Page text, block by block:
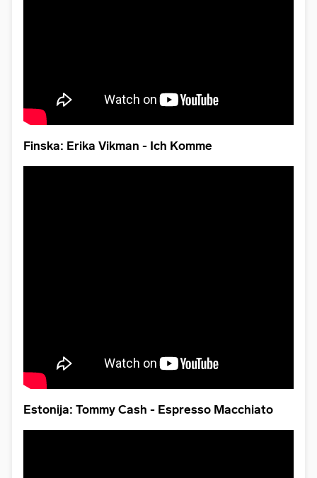
Finska: Erika Vikman - Ich Komme
Estonija: Tommy Cash - Espresso Macchiato